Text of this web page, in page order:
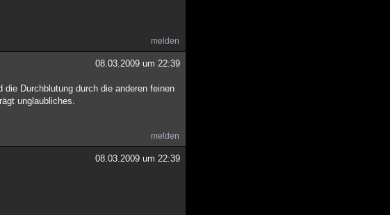
melden
08.03.2009 um 22:39
Durchblutung durch die anderen feinen
unglaubliches.
melden
08.03.2009 um 22:39